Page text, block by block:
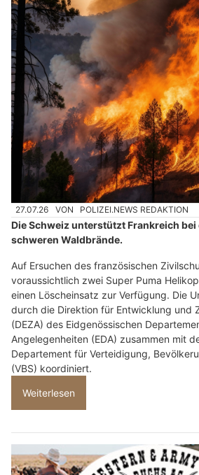
27.07.26 VON POLIZEI.NEWS REDAKTION
Die Schweiz unterstützt Frankreich
schweren Waldbrände.
Auf Ersuchen des französischen
voraussichtlich zwei Super Puma
einen Löscheinsatz zur Verfügung. Die
durch die Direktion für Entwicklung und
(DEZA) des Eidgenössischen
Angelegenheiten (EDA) zusammen mit
Departement für Verteidigung,
(VBS) koordiniert.
Weiterlesen